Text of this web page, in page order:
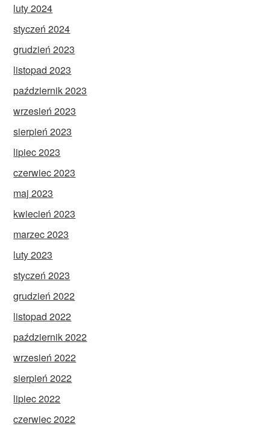
luty 2024
styczeń 2024
grudzień 2023
listopad 2023
październik 2023
wrzesień 2023
sierpień 2023
lipiec 2023
czerwiec 2023
maj 2023
kwiecień 2023
marzec 2023
luty 2023
styczeń 2023
grudzień 2022
listopad 2022
październik 2022
wrzesień 2022
sierpień 2022
lipiec 2022
czerwiec 2022